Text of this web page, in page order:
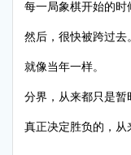
每一局象棋开始的时
然后，很快被跨过去。
就像当年一样。
分界，从来都只是暂
真正决定胜负的，从